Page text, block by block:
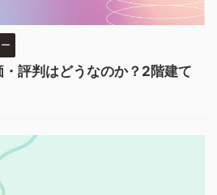
・評判はどうなのか？2階建て